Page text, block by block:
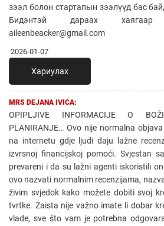
зээл болон стартапын зээлүүд бас
Бидэнтэй дараах
aileenbeacker@gmail.com
2026-01-07
Хариулах
MRS DEJANA IVICA:
OPIPLJIVE INFORMACIJE O
PLANIRANJE… Ovo nije normalna
na internetu gdje ljudi daju lažne
izvrsnoj financijskoj pomoći. Svjestan
prevareni i da su lažni agenti iskoristili
ovo nazvati normalnim recenzijama,
živim svjedok kako možete dobiti svoj
tvrtke. Zaista nije važno imate li dobar
vlade, sve što vam je potrebna